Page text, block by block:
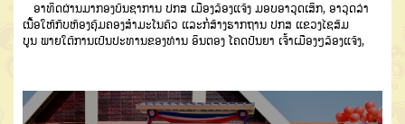
ອາທິດຜ່ານມາກອງບັນຊາການ ປກສ ເມືອງລ້ອງແຈ້ງ ມອບອາວຸດເສິກ, ອາວຸດລ່າ
ເນື້ອໃຫ້ກັບຫ້ອງຄຸ້ມຄອງສຳມະໂນຄົວ ແລະກໍ່ສ້າງຮາກຖານ ປກສ ແຂວງໄຊສົມ
ບູນ ພາຍໃຕ້ການເປັນປະທານຂອງທ່ານ ອິນຕອງ ໂຄດປັນຍາ ເຈົ້າເມືອງໆລ້ອງແຈ້ງ,